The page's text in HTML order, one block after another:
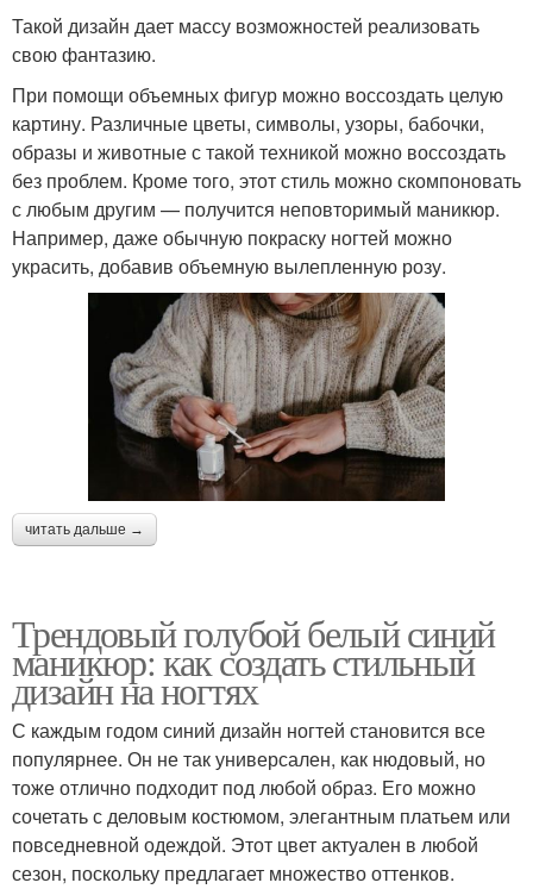
Такой дизайн дает массу возможностей реализовать
свою фантазию.
При помощи объемных фигур можно воссоздать целую
картину. Различные цветы, символы, узоры, бабочки,
образы и животные с такой техникой можно воссоздать
без проблем. Кроме того, этот стиль можно скомпоновать
с любым другим — получится неповторимый маникюр.
Например, даже обычную покраску ногтей можно
украсить, добавив объемную вылепленную розу.
читать дальше →
Трендовый голубой белый синий
маникюр: как создать стильный
дизайн на ногтях
С каждым годом синий дизайн ногтей становится все
популярнее. Он не так универсален, как нюдовый, но
тоже отлично подходит под любой образ. Его можно
сочетать с деловым костюмом, элегантным платьем или
повседневной одеждой. Этот цвет актуален в любой
сезон, поскольку предлагает множество оттенков.